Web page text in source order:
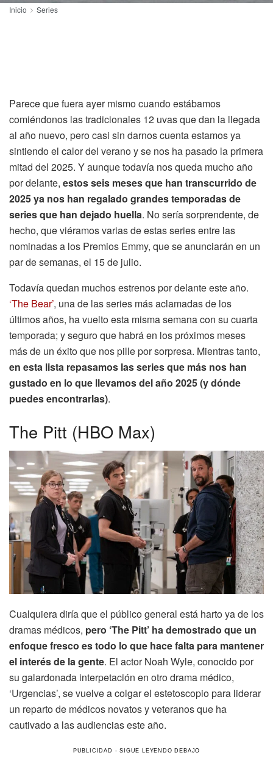
Inicio Series
Parece que fuera ayer mismo cuando estábamos
comiéndonos las tradicionales 12 uvas que dan la llegada
al año nuevo, pero casi sin darnos cuenta estamos ya
sintiendo el calor del verano y se nos ha pasado la primera
mitad del 2025. Y aunque todavía nos queda mucho año
por delante, estos seis meses que han transcurrido de
2025 ya nos han regalado grandes temporadas de
series que han dejado huella. No sería sorprendente, de
hecho, que viéramos varias de estas series entre las
nominadas a los Premios Emmy, que se anunciarán en un
par de semanas, el 15 de julio.
Todavía quedan muchos estrenos por delante este año.
‘The Bear’, una de las series más aclamadas de los
últimos años, ha vuelto esta misma semana con su cuarta
temporada; y seguro que habrá en los próximos meses
más de un éxito que nos pille por sorpresa. Mientras tanto,
en esta lista repasamos las series que más nos han
gustado en lo que llevamos del año 2025 (y dónde
puedes encontrarlas).
The Pitt (HBO Max)
Cualquiera diría que el público general está harto ya de los
dramas médicos, pero ‘The Pitt’ ha demostrado que un
enfoque fresco es todo lo que hace falta para mantener
el interés de la gente. El actor Noah Wyle, conocido por
su galardonada interpetación en otro drama médico,
‘Urgencias’, se vuelve a colgar el estetoscopio para liderar
un reparto de médicos novatos y veteranos que ha
cautivado a las audiencias este año.